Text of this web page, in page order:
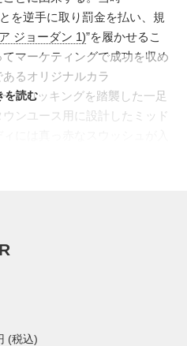
を逆手に取り罰金を払い、規
ジョーダン 1)”を履かせるこ
マーケティングで成功を収め
るオリジナルカラ
ブロッキングを踏襲した一足
ンユース用に設計したミッド
、ジョーダンブランド取扱店
を読む
(税込)